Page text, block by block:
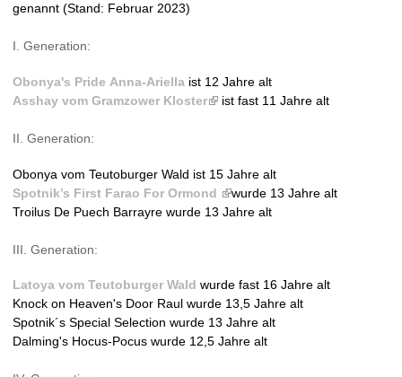
genannt (Stand: Februar 2023)
I. Generation:
Obonya's Pride Anna-Ariella ist 12 Jahre alt
Asshay vom Gramzower Kloster(
k
i
s
e
r
n
a
ist fast 11 Jahre alt
II. Generation:
Obonya vom Teutoburger Wald ist 15 Jahre alt
Spotnik’s First Farao For Ormond (
l
i
s
e
x
wurde 13 Jahre alt
Troilus De Puech Barrayre wurde 13 Jahre alt
III. Generation:
Latoya vom Teutoburger Wald wurde fast 16 Jahre alt
Knock on Heaven's Door Raul wurde 13,5 Jahre alt
Spotnik´s Special Selection wurde 13 Jahre alt
Dalming's Hocus-Pocus wurde 12,5 Jahre alt